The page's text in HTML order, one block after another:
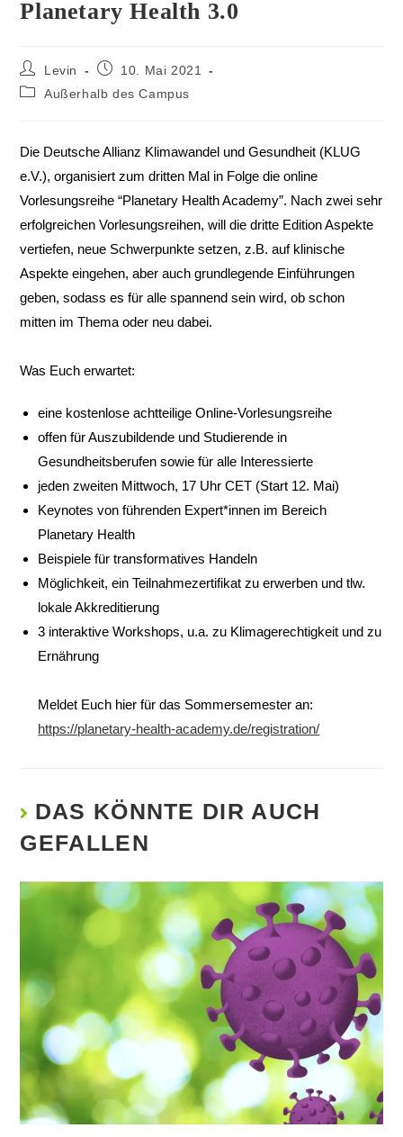
Planetary Health 3.0
Levin
10. Mai 2021
Außerhalb des Campus
Die Deutsche Allianz Klimawandel und Gesundheit (KLUG
e.V.), organisiert zum dritten Mal in Folge die online
Vorlesungsreihe “Planetary Health Academy”. Nach zwei sehr
erfolgreichen Vorlesungsreihen, will die dritte Edition Aspekte
vertiefen, neue Schwerpunkte setzen, z.B. auf klinische
Aspekte eingehen, aber auch grundlegende Einführungen
geben, sodass es für alle spannend sein wird, ob schon
mitten im Thema oder neu dabei. ⁣
Was Euch erwartet:⁣
eine kostenlose achtteilige Online-Vorlesungsreihe⁣
offen für Auszubildende und Studierende in
Gesundheitsberufen sowie für alle Interessierte⁣
jeden zweiten Mittwoch, 17 Uhr CET (Start 12. Mai)
Keynotes von führenden Expert*innen im Bereich
Planetary Health⁣
Beispiele für transformatives Handeln⁣
Möglichkeit, ein Teilnahmezertifikat zu erwerben und tlw.
lokale Akkreditierung⁣
3 interaktive Workshops, u.a. zu Klimagerechtigkeit und zu
Ernährung ⁣
Meldet Euch hier für das Sommersemester an:
https://planetary-health-academy.de/registration/
DAS KÖNNTE DIR AUCH
GEFALLEN